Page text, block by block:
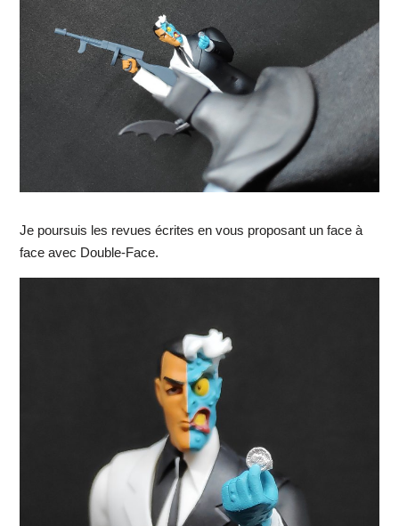
Je poursuis les revues écrites en vous proposant un face à
face avec Double-Face.